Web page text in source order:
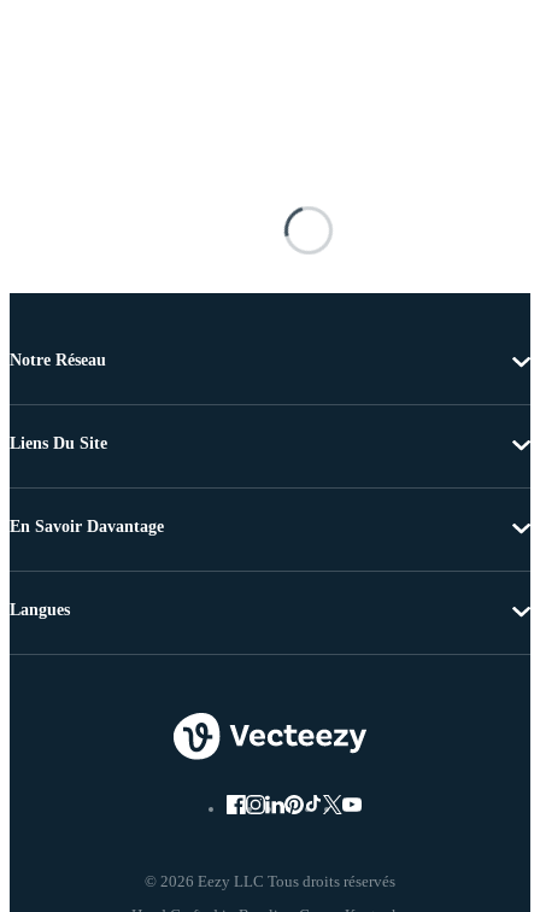
Notre Réseau
Liens Du Site
En Savoir Davantage
© 2026 Eezy LLC Tous droits réservés
Langues